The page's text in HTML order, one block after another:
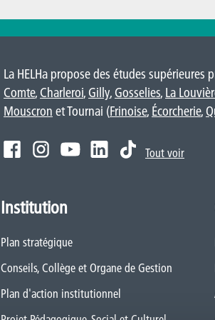
La HELHa propose des études
Comte, Charleroi, Gilly, Gosselies, La
Mouscron et Tournai (Frinoise, Écorcherie,
Tout voir
Institution
Plan stratégique
Conseils, Collège et Organe de Gestion
Plan d'action institutionnel